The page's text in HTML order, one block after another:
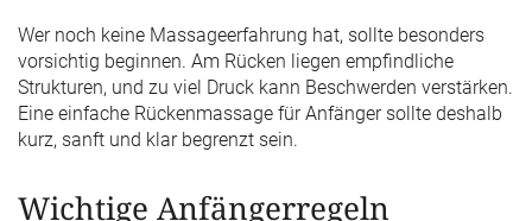
Wer noch keine Massageerfahrung hat, sollte besonders
vorsichtig beginnen. Am Rücken liegen empfindliche
Strukturen, und zu viel Druck kann Beschwerden verstärken.
Eine einfache Rückenmassage für Anfänger sollte deshalb
kurz, sanft und klar begrenzt sein.
Wichtige Anfängerregeln